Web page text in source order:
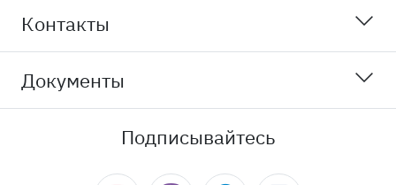
Контакты
Документы
Подписывайтесь